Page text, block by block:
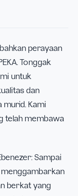
perayaan
Tonggak
untuk
dan
murid. Kami
telah membawa
Sampai
menggambarkan
berkat yang